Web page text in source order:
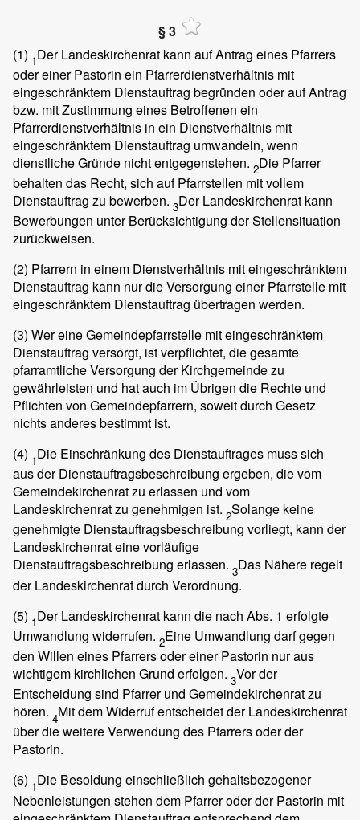
§ 3
(1) 1Der Landeskirchenrat kann auf Antrag eines Pfarrers
oder einer Pastorin ein Pfarrerdienstverhältnis mit
eingeschränktem Dienstauftrag begründen oder auf Antrag
bzw. mit Zustimmung eines Betroffenen ein
Pfarrerdienstverhältnis in ein Dienstverhältnis mit
eingeschränktem Dienstauftrag umwandeln, wenn
dienstliche Gründe nicht entgegenstehen. 2Die Pfarrer
behalten das Recht, sich auf Pfarrstellen mit vollem
Dienstauftrag zu bewerben. 3Der Landeskirchenrat kann
Bewerbungen unter Berücksichtigung der Stellensituation
zurückweisen.
(2) Pfarrern in einem Dienstverhältnis mit eingeschränktem
Dienstauftrag kann nur die Versorgung einer Pfarrstelle mit
eingeschränktem Dienstauftrag übertragen werden.
(3) Wer eine Gemeindepfarrstelle mit eingeschränktem
Dienstauftrag versorgt, ist verpflichtet, die gesamte
pfarramtliche Versorgung der Kirchgemeinde zu
gewährleisten und hat auch im Übrigen die Rechte und
Pflichten von Gemeindepfarrern, soweit durch Gesetz
nichts anderes bestimmt ist.
(4) 1Die Einschränkung des Dienstauftrages muss sich
aus der Dienstauftragsbeschreibung ergeben, die vom
Gemeindekirchenrat zu erlassen und vom
Landeskirchenrat zu genehmigen ist. 2Solange keine
genehmigte Dienstauftragsbeschreibung vorliegt, kann der
Landeskirchenrat eine vorläufige
Dienstauftragsbeschreibung erlassen. 3Das Nähere regelt
der Landeskirchenrat durch Verordnung.
(5) 1Der Landeskirchenrat kann die nach Abs. 1 erfolgte
Umwandlung widerrufen. 2Eine Umwandlung darf gegen
den Willen eines Pfarrers oder einer Pastorin nur aus
wichtigem kirchlichen Grund erfolgen. 3Vor der
Entscheidung sind Pfarrer und Gemeindekirchenrat zu
hören. 4Mit dem Widerruf entscheidet der Landeskirchenrat
über die weitere Verwendung des Pfarrers oder der
Pastorin.
(6) 1Die Besoldung einschließlich gehaltsbezogener
Nebenleistungen stehen dem Pfarrer oder der Pastorin mit